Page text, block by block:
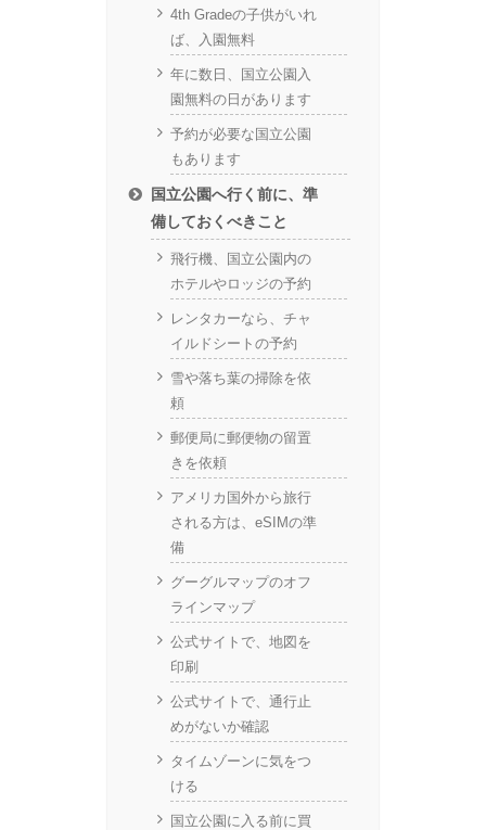
4th Gradeの子供がいれ
ば、入園無料
年に数日、国立公園入
園無料の日があります
予約が必要な国立公園
もあります
国立公園へ行く前に、準
備しておくべきこと
飛行機、国立公園内の
ホテルやロッジの予約
レンタカーなら、チャ
イルドシートの予約
雪や落ち葉の掃除を依
頼
郵便局に郵便物の留置
きを依頼
アメリカ国外から旅行
される方は、eSIMの準
備
グーグルマップのオフ
ラインマップ
公式サイトで、地図を
印刷
公式サイトで、通行止
めがないか確認
タイムゾーンに気をつ
ける
国立公園に入る前に買